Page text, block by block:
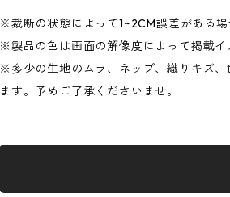
※裁断の状態によって1~2CM誤差がある場
※製品の色は画面の解像度によって掲載イ
※多少の生地のムラ、ネップ、織りキズ
ます。予めご了承くださいませ。